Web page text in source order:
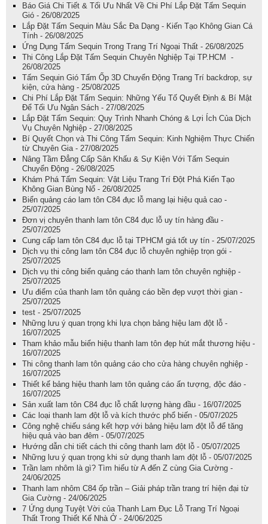
Báo Giá Chi Tiết & Tối Ưu Nhất Về Chi Phí Lắp Đặt Tấm Sequin
Gió - 26/08/2025
Lắp Đặt Tấm Sequin Màu Sắc Đa Dạng - Kiến Tạo Không Gian Cá
Tính - 26/08/2025
Ứng Dụng Tấm Sequin Trong Trang Trí Ngoại Thất - 26/08/2025
Thi Công Lắp Đặt Tấm Sequin Chuyên Nghiệp Tại TP.HCM -
26/08/2025
Tấm Sequin Gió Tấm Ốp 3D Chuyển Động Trang Trí backdrop, sự
kiện, cửa hàng - 25/08/2025
Chi Phí Lắp Đặt Tấm Sequin: Những Yếu Tố Quyết Định & Bí Mật
Để Tối Ưu Ngân Sách - 27/08/2025
Lắp Đặt Tấm Sequin: Quy Trình Nhanh Chóng & Lợi Ích Của Dịch
Vụ Chuyên Nghiệp - 27/08/2025
Bí Quyết Chọn và Thi Công Tấm Sequin: Kinh Nghiệm Thực Chiến
từ Chuyên Gia - 27/08/2025
Nâng Tầm Đẳng Cấp Sân Khấu & Sự Kiện Với Tấm Sequin
Chuyển Động - 26/08/2025
Khám Phá Tấm Sequin: Vật Liệu Trang Trí Đột Phá Kiến Tạo
Không Gian Bùng Nổ - 26/08/2025
Biển quảng cáo lam tôn C84 đục lỗ mang lại hiệu quả cao -
25/07/2025
Đơn vị chuyên thanh lam tôn C84 đục lỗ uy tín hàng đầu -
25/07/2025
Cung cấp lam tôn C84 đục lỗ tại TPHCM giá tốt uy tín - 25/07/2025
Dịch vụ thi công lam tôn C84 đục lỗ chuyên nghiệp trọn gói -
25/07/2025
Dịch vụ thi công biển quảng cáo thanh lam tôn chuyên nghiệp -
25/07/2025
Ưu điểm của thanh lam tôn quảng cáo bền đẹp vượt thời gian -
25/07/2025
test - 25/07/2025
Những lưu ý quan trọng khi lựa chọn bảng hiệu lam đột lỗ -
16/07/2025
Tham khảo mẫu biển hiệu thanh lam tôn đẹp hút mắt thương hiệu -
16/07/2025
Thi công thanh lam tôn quảng cáo cho cửa hàng chuyên nghiệp -
16/07/2025
Thiết kế bảng hiệu thanh lam tôn quảng cáo ấn tượng, độc đáo -
16/07/2025
Sản xuất lam tôn C84 đục lỗ chất lượng hàng đầu - 16/07/2025
Các loại thanh lam đột lỗ và kích thước phổ biến - 05/07/2025
Công nghệ chiếu sáng kết hợp với bảng hiệu lam đột lỗ để tăng
hiệu quả vào ban đêm - 05/07/2025
Hướng dẫn chi tiết cách thi công thanh lam đột lỗ - 05/07/2025
Những lưu ý quan trọng khi sử dụng thanh lam đột lỗ - 05/07/2025
Trần lam nhôm là gì? Tìm hiểu từ A đến Z cùng Gia Cường -
24/06/2025
Thanh lam nhôm C84 ốp trần – Giải pháp trần trang trí hiện đại từ
Gia Cường - 24/06/2025
7 Ứng dụng Tuyệt Vời của Thanh Lam Đục Lỗ Trang Trí Ngoại
Thất Trong Thiết Kế Nhà Ở - 24/06/2025